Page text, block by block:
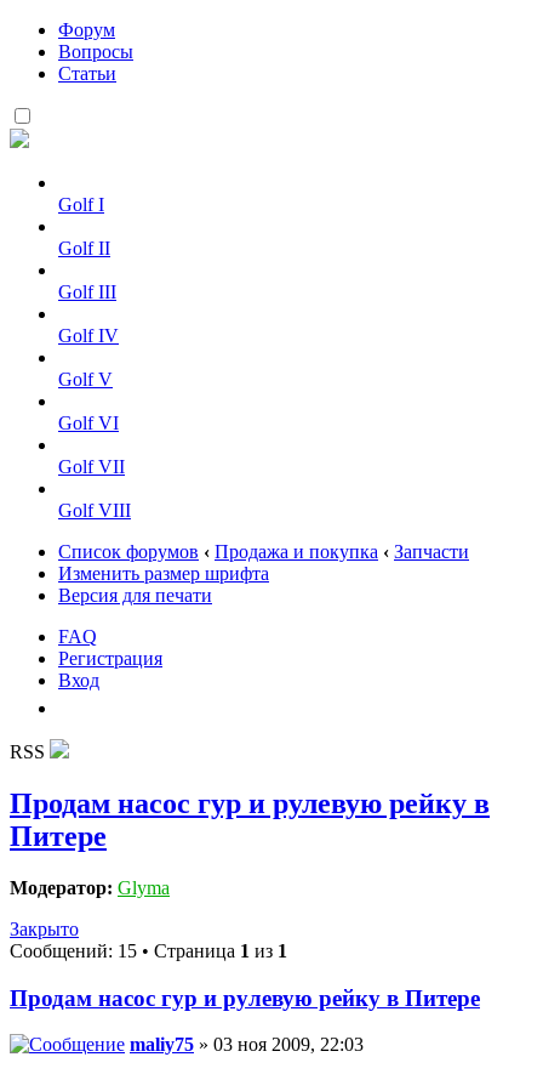
Форум
Вопросы
Статьи
Golf I
Golf II
Golf III
Golf IV
Golf V
Golf VI
Golf VII
Golf VIII
Список форумов ‹ Продажа и покупка ‹ Запчасти
Изменить размер шрифта
Версия для печати
FAQ
Регистрация
Вход
RSS
Продам насос гур и рулевую рейку в
Питере
Модератор: Glyma
Закрыто
Сообщений: 15 • Страница 1 из 1
Продам насос гур и рулевую рейку в Питере
maliy75 » 03 ноя 2009, 22:03